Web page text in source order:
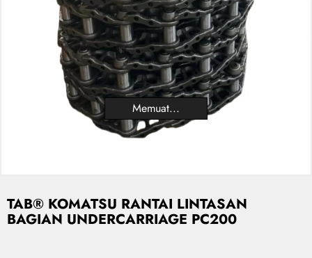
Memuat...
TAB® KOMATSU RANTAI LINTASAN
BAGIAN UNDERCARRIAGE PC200